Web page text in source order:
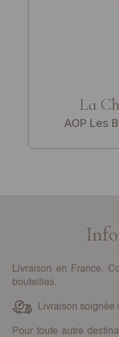
La
AOP Les
Livraison en France.
bouteilles.
Livraison soignée
Pour toute autre